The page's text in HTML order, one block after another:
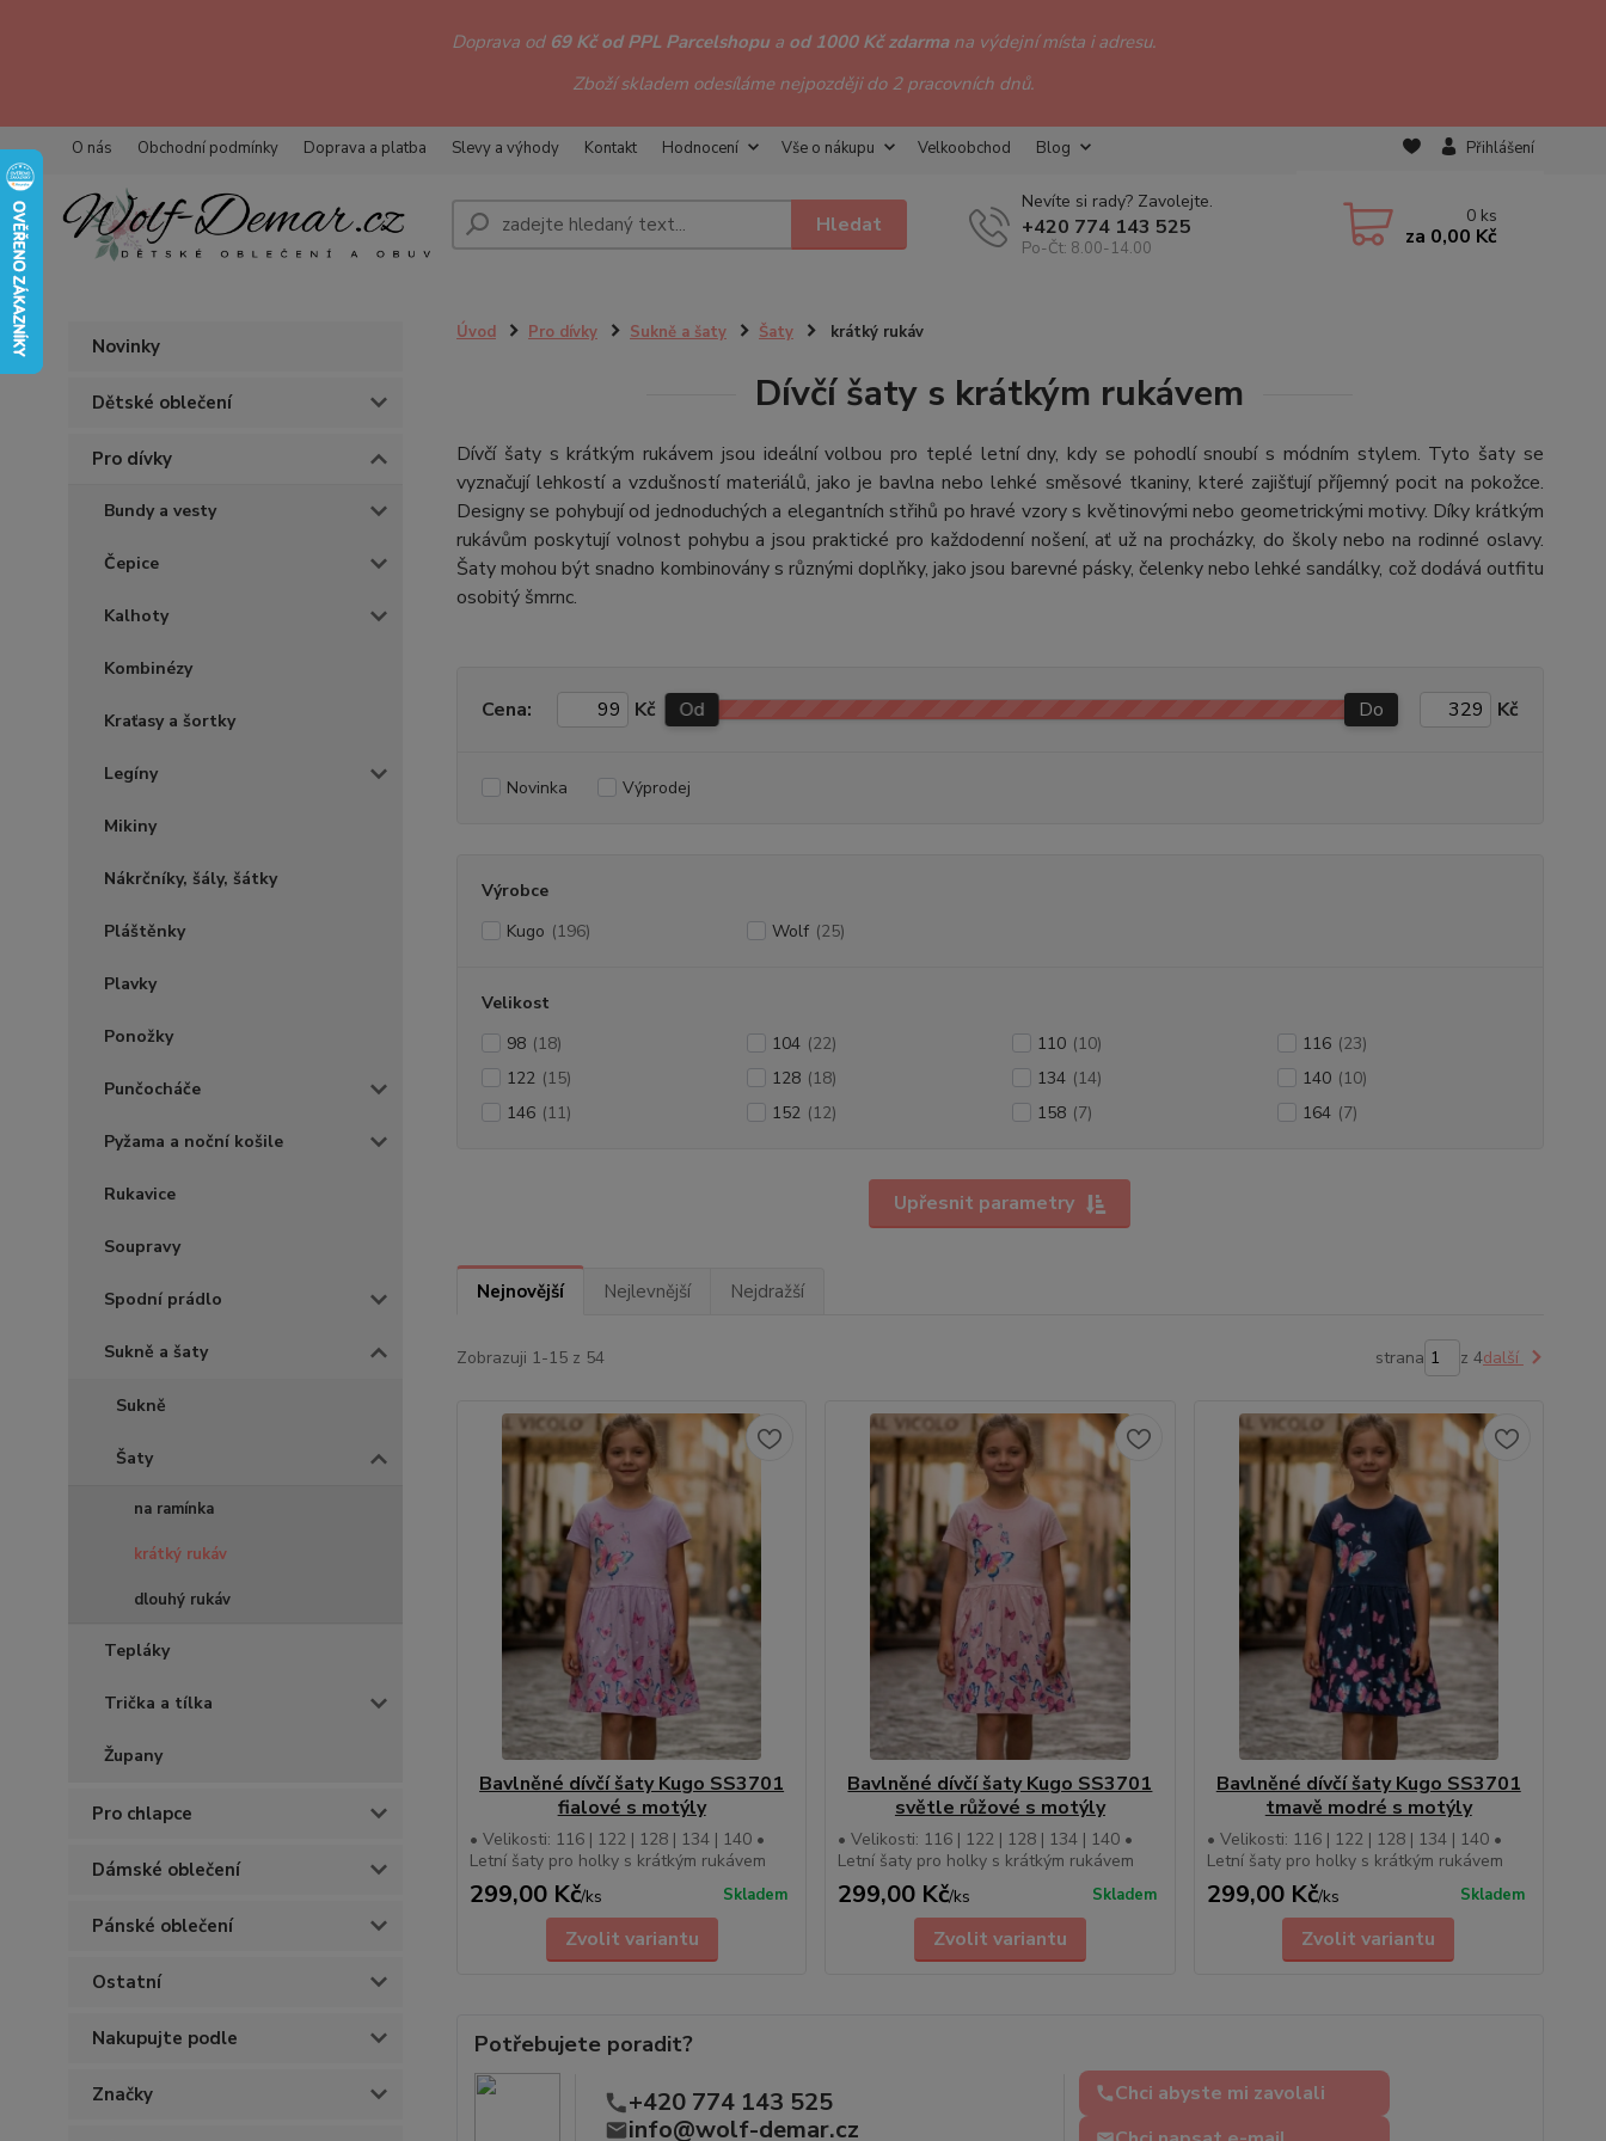
Doprava od 69 Kč od PPL Parcelshopua od 1000 Kč zdarma na výdejní místa i adresu.
Zboží skladem odesíláme nejpozději do 2 pracovních dnů.
O nás Obchodní podmínky Doprava a platba Slevy a výhody Kontakt Hodnocení Vše o nákupu Velkoobchod Blog Přihlášení
Hledat
Nevíte si rady? Zavolejte.
+420 774 143 525
Po-Čt: 8.00-14.00
0 ks
za 0,00 Kč
Novinky
Dětské oblečení
Pro dívky
Bundy a vesty
Čepice
Kalhoty
Kombinézy
Kraťasy a šortky
Legíny
Mikiny
Nákrčníky, šály, šátky
Pláštěnky
Plavky
Ponožky
Punčocháče
Pyžama a noční košile
Rukavice
Soupravy
Spodní prádlo
Sukně a šaty
Sukně
Šaty
na ramínka
krátký rukáv
dlouhý rukáv
Tepláky
Trička a tílka
Župany
Pro chlapce
Dámské oblečení
Pánské oblečení
Ostatní
Nakupujte podle
Značky
Úvod Pro dívky Sukně a šaty Šaty krátký rukáv
Dívčí šaty s krátkým rukávem
Dívčí šaty s krátkým rukávem jsou ideální volbou pro teplé letní dny, kdy se pohodlí snoubí s módním stylem. Tyto šaty se
vyznačují lehkostí a vzdušností materiálů, jako je bavlna nebo lehké směsové tkaniny, které zajišťují příjemný pocit na pokožce.
Designy se pohybují od jednoduchých a elegantních střihů po hravé vzory s květinovými nebo geometrickými motivy. Díky krátkým
rukávům poskytují volnost pohybu a jsou praktické pro každodenní nošení, ať už na procházky, do školy nebo na rodinné oslavy.
Šaty mohou být snadno kombinovány s různými doplňky, jako jsou barevné pásky, čelenky nebo lehké sandálky, což dodává outfitu
osobitý šmrnc.
Upřesnit parametry
Cena: Kč Od Do Kč
Novinka Výprodej
Výrobce
Kugo (196) Wolf (25)
Velikost
98 (18) 104 (22) 110 (10) 116 (23)
122 (15) 128 (18) 134 (14) 140 (10)
146 (11) 152 (12) 158 (7) 164 (7)
Nejnovější Nejlevnější Nejdražší
Zobrazuji 1-15 z 54 strana z 4další
Bavlněné dívčí šaty Kugo SS3701
fialové s motýly
• Velikosti: 116 | 122 | 128 | 134 | 140 •
Letní šaty pro holky s krátkým rukávem
299,00 Kč/ks Skladem
Zvolit variantu
Bavlněné dívčí šaty Kugo SS3701
světle růžové s motýly
• Velikosti: 116 | 122 | 128 | 134 | 140 •
Letní šaty pro holky s krátkým rukávem
299,00 Kč/ks Skladem
Zvolit variantu
Bavlněné dívčí šaty Kugo SS3701
tmavě modré s motýly
• Velikosti: 116 | 122 | 128 | 134 | 140 •
Letní šaty pro holky s krátkým rukávem
299,00 Kč/ks Skladem
Zvolit variantu
Potřebujete poradit?
+420 774 143 525
info@wolf-demar.cz
Chci abyste mi zavolali